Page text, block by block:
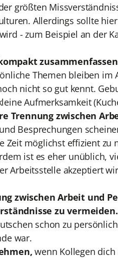
größten
Allerdings sollte
- zum Beispiel an der
Themen bleiben
nicht so gut kennt.
Aufmerksamkeit
Trennung zwischen
Besprechungen
Zeit möglichst effizient
ist es eher unüblich,
Arbeitsstelle akzeptiert
zwischen Arbeit und
zu vermeiden.
schon zu
war.
wenn Kollegen